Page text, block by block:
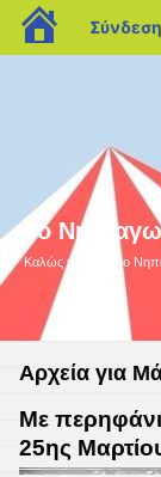
9ο
Καλώς ήρθατε στο
Αρχεία για
Με
25ης
blogs.sch.gr
Σύνδεση